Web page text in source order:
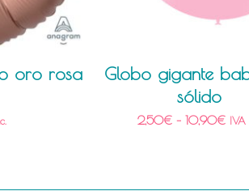
oro rosa
Globo gigante
sólido
2,50€– 10,90€ IVA